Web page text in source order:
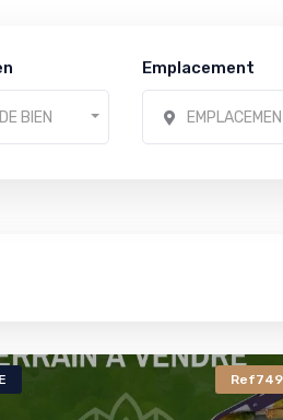
BIEN
Emplacement